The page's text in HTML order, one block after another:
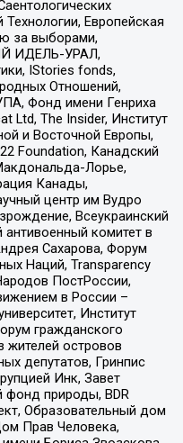
Европейская
за выборами,
ИДЕЛЬ-УРАЛ,
IStories fonds,
Отношений,
Фонд имени Генриха
Ltd, The Insider, Институт
и Восточной Европы,
Foundation, Канадский
Лорье,
Канады,
центр им Вудро
Всеукраинский
комитет в
Сахарова, Форум
Наций, Transparеncy
ПостРоссии,
в России –
Институт
гражданского
островов
депутатов, Гринпис
Инк, Завет
фонд природы, BDR
Образовательный дом
Прав Человека,